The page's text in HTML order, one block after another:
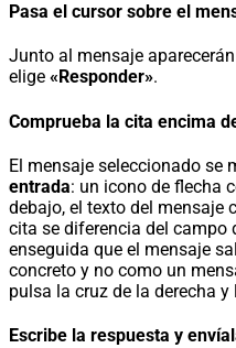
Pasa el cursor sobre el
Junto al mensaje aparecerán
elige «Responder».
Comprueba la cita encima
El mensaje seleccionado se
entrada: un icono de flecha
debajo, el texto del mensaje
cita se diferencia del campo
enseguida que el mensaje
concreto y no como un
pulsa la cruz de la derecha
Escribe la respuesta y